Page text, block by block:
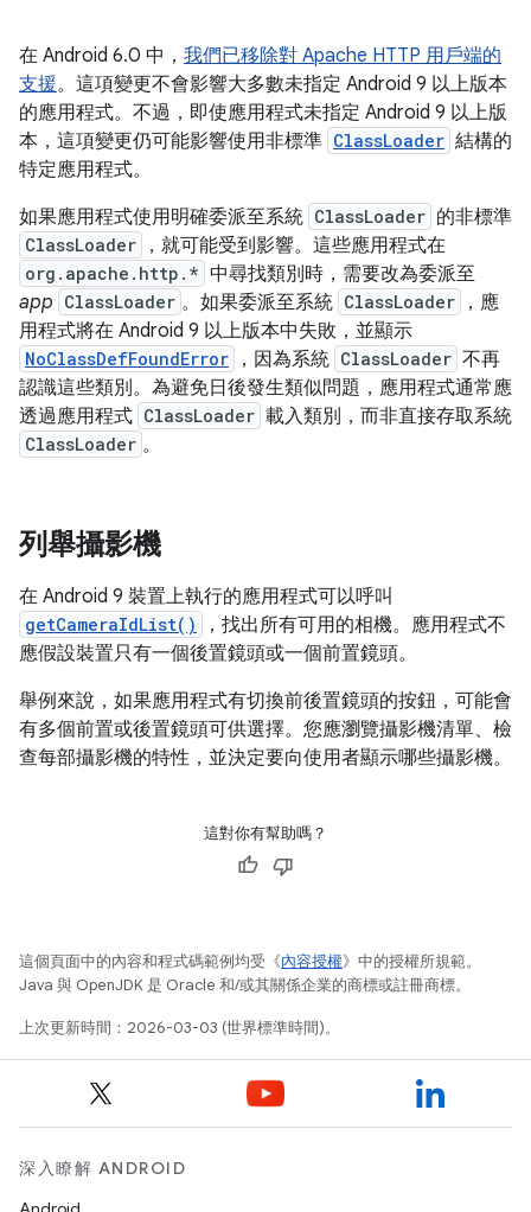
在 Android 6.0 中， 我們已移除對 Apache HTTP 用戶端的
支援。這項變更不會影響大多數未指定 Android 9 以上版本
的應用程式。不過，即使應用程式未指定 Android 9 以上版
本，這項變更仍可能影響使用非標準 ClassLoader 結構的
特定應用程式。
如果應用程式使用明確委派至系統 ClassLoader 的非標準
ClassLoader ，就可能受到影響。這些應用程式在
org.apache.http.* 中尋找類別時，需要改為委派至
app ClassLoader 。如果委派至系統 ClassLoader
，應
用程式將在 Android 9 以上版本中失敗，並顯示
NoClassDefFoundError ，因為系統 ClassLoader 不再
認識這些類別。為避免日後發生類似問題，應用程式通常應
透過應用程式 ClassLoader 載入類別，而非直接存取系統
ClassLoader 。
列舉攝影機
在 Android 9 裝置上執行的應用程式可以呼叫
getCameraIdList()
，找出所有可用的相機。應用程式不
應假設裝置只有一個後置鏡頭或一個前置鏡頭。
舉例來說，如果應用程式有切換前後置鏡頭的按鈕，可能會
有多個前置或後置鏡頭可供選擇。您應瀏覽攝影機清單、檢
查每部攝影機的特性，並決定要向使用者顯示哪些攝影機。
這對你有幫助嗎？
這個頁面中的內容和程式碼範例均受《內容授權》中的授權所規範。
Java 與 OpenJDK 是 Oracle 和/或其關係企業的商標或註冊商標。
上次更新時間：2026-03-03 (世界標準時間)。
深入瞭解 ANDROID